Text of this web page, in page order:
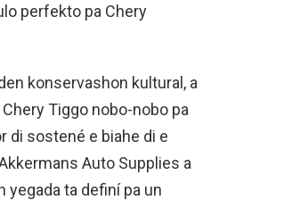
perfekto pa Chery
konservashon kultural, a
Tiggo nobo-nobo pa
di sostené e biahe di e
Auto Supplies a
yegada ta definí pa un